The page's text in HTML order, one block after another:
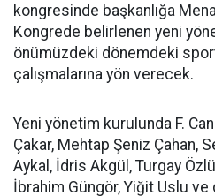
kongresinde başkanlığa
Kongrede belirlenen yeni
önümüzdeki dönemdeki
çalışmalarına yön verecek.
Yeni yönetim kurulunda F.
Çakar, Mehtap Şeniz Çahan,
Aykal, İdris Akgül, Turgay
İbrahim Güngör, Yiğit Uslu ve